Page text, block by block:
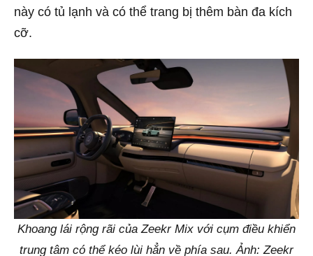
này có tủ lạnh và có thể trang bị thêm bàn đa kích
cỡ.
Khoang lái rộng rãi của Zeekr Mix với cụm điều khiển
trung tâm có thể kéo lùi hẳn về phía sau. Ảnh: Zeekr